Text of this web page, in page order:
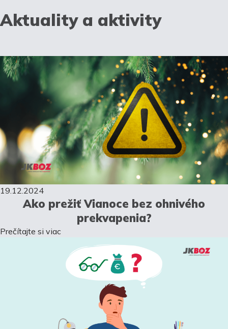
Aktuality a aktivity
19.12.2024
Ako prežiť Vianoce bez ohnivého
prekvapenia?
Prečítajte si viac